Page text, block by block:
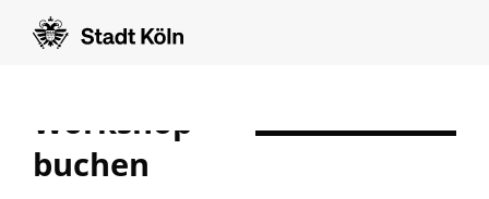
Workshop
buchen